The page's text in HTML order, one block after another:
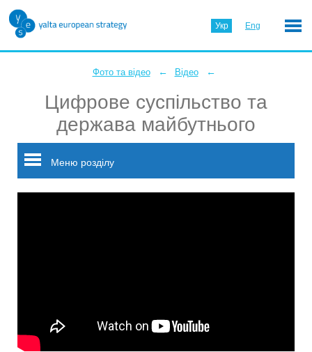
Укр Eng
Фото та відео ← Відео ←
Цифрове суспільство та
держава майбутнього
Меню розділу